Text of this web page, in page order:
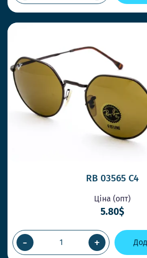
RB 03565 C4
Ціна (опт)
5.80$
- +
ШВИДШЕ
ВІДПРАВКА У ТОЙ ЖЕ ДЕНЬ
ПРИ ЗАМОВЛЕННІ ДО 14-00
Працюємо швидко, щоб Ви
отримували товар коли
НОВІ СТИЛЬНІ МОДЕЛІ